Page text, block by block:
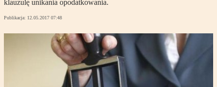
klauzulę unikania opodatkowania.
Publikacja: 12.05.2017 07:48